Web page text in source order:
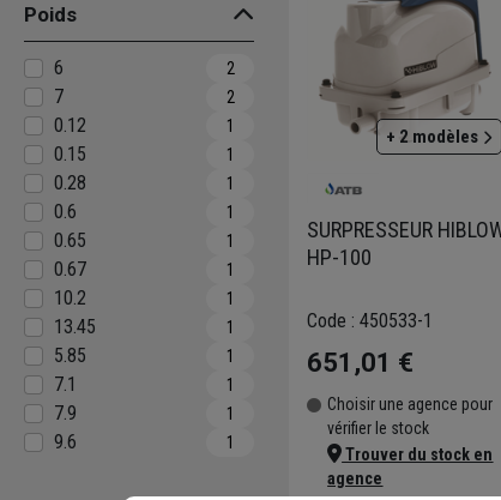
Poids
6 2
7 2
0.12 1
0.15 1
0.28 1
0.6 1
0.65 1
0.67 1
10.2 1
13.45 1
5.85 1
7.1 1
7.9 1
9.6 1
+ 2 modèles
SURPRESSEUR
HP-100
Code : 450533-1
651,01 €
Choisir une agence pour
vérifier le stock
Trouver du stock en
agence